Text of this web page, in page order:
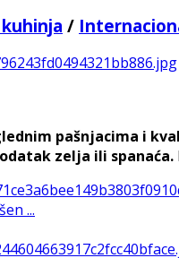
/
pašnjacima i
zelja ili spanaća.
...